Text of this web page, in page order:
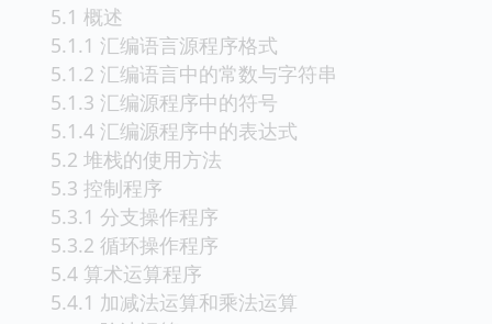
5.1 概述
5.1.1 汇编语言源程序格式
5.1.2 汇编语言中的常数与字符串
5.1.3 汇编源程序中的符号
5.1.4 汇编源程序中的表达式
5.2 堆栈的使用方法
5.3 控制程序
5.3.1 分支操作程序
5.3.2 循环操作程序
5.4 算术运算程序
5.4.1 加减法运算和乘法运算